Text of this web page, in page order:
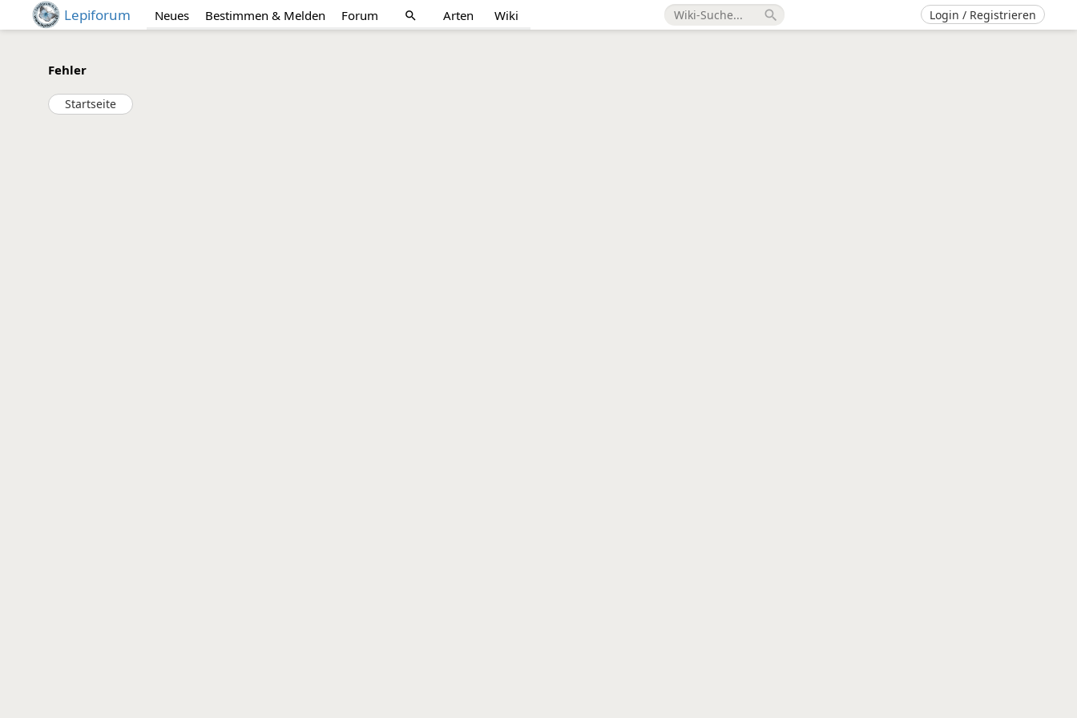
Lepiforum Neues Bestimmen & Melden Forum search Arten Wiki search Login / Registrieren
Fehler
Startseite